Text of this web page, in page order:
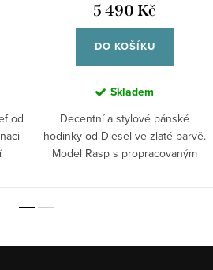
od
5 490 Kč
DO KOŠÍKU
Skladem
Decentní a stylové pánské
hodinky od Diesel ve zlaté barvě.
Model Rasp s propracovaným